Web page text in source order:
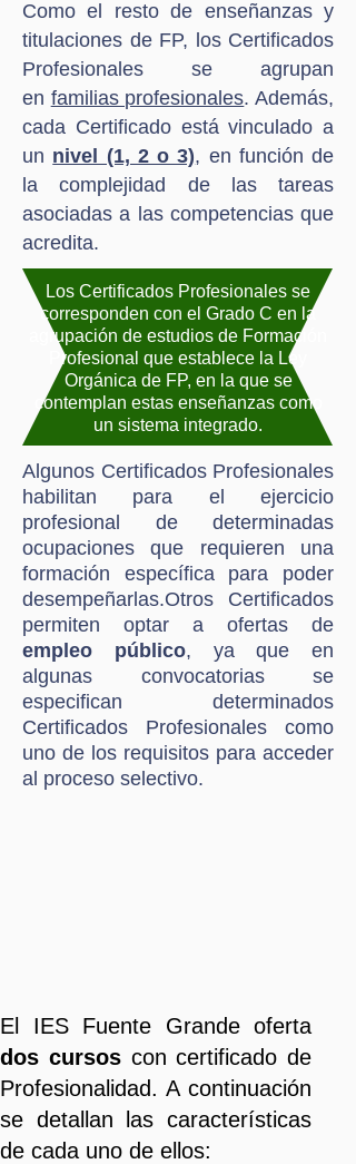
Como el resto de enseñanzas y
titulaciones de FP, los Certificados
Profesionales se agrupan
en familias profesionales. Además,
cada Certificado está vinculado a
un nivel (1, 2 o 3), en función de
la complejidad de las tareas
asociadas a las competencias que
acredita.
Los Certificados Profesionales se
corresponden con el Grado C en la
agrupación de estudios de Formación
Profesional que establece la Ley
Orgánica de FP, en la que se
contemplan estas enseñanzas como
un sistema integrado.
Algunos Certificados Profesionales
habilitan para el ejercicio
profesional de determinadas
ocupaciones que requieren una
formación específica para poder
desempeñarlas.Otros Certificados
permiten optar a ofertas de
empleo público, ya que en
algunas convocatorias se
especifican determinados
Certificados Profesionales como
uno de los requisitos para acceder
al proceso selectivo.
El IES Fuente Grande oferta
dos cursos con certificado de
Profesionalidad. A continuación
se detallan las características
de cada uno de ellos: